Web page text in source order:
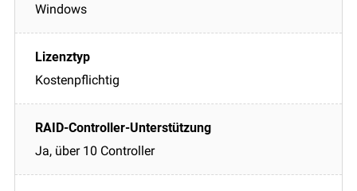
Windows
Kostenpflichtig
Ja, über 10 Controller